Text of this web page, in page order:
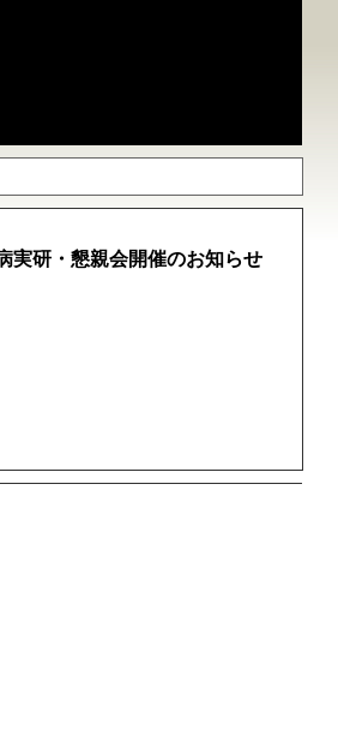
実研・懇親会開催のお知らせ